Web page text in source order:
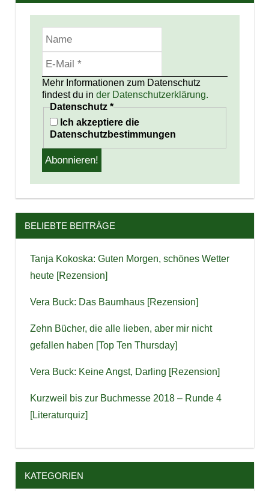
Mehr Informationen zum Datenschutz
findest du in der Datenschutzerklärung.
Datenschutz *
Ich akzeptiere die
Datenschutzbestimmungen
BELIEBTE BEITRÄGE
Tanja Kokoska: Guten Morgen, schönes Wetter
heute [Rezension]
Vera Buck: Das Baumhaus [Rezension]
Zehn Bücher, die alle lieben, aber mir nicht
gefallen haben [Top Ten Thursday]
Vera Buck: Keine Angst, Darling [Rezension]
Kurzweil bis zur Buchmesse 2018 – Runde 4
[Literaturquiz]
KATEGORIEN